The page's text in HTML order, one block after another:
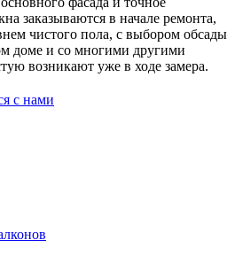
заказываются в начале ремонта,
чистого пола, с выбором обсады
доме и со многими другими
возникают уже в ходе замера.
с нами